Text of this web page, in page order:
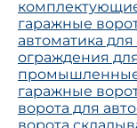
гаражные
автоматика для
ограждения
промышленные
гаражные
ворота для